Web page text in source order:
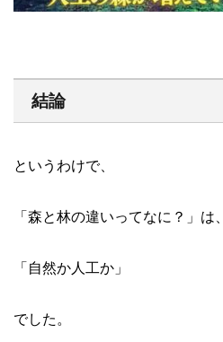
結論
というわけで、
「森と林の違いってなに？」は、
「自然か人工か」
でした。